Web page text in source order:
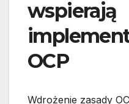
wspierają
OCP
Wdrożenie zasady